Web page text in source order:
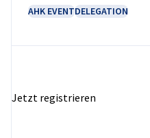
AHK EVENTDELEGATION
Jetzt registrieren